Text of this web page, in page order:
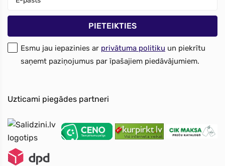
Esmu jau iepazinies ar privātuma politiku un piekrītu
saņemt paziņojumus par īpašajiem piedāvājumiem.
Uzticami piegādes partneri